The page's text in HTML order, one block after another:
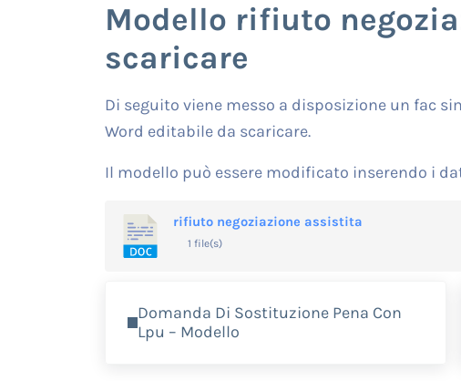
Modello rifiuto
scaricare
Di seguito viene messo a disposizione un fac
Word editabile da scaricare.
Il modello può essere modificato inserendo i
rifiuto negoziazione assistita
1 file(s)
Domanda Di Sostituzione Pena Con
Lpu – Modello